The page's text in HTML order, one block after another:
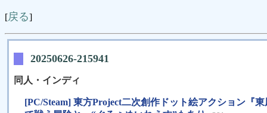
[戻る]
20250626-215941
同人・インディ
[PC/Steam] 東方Project二次創作ドット絵アクション『